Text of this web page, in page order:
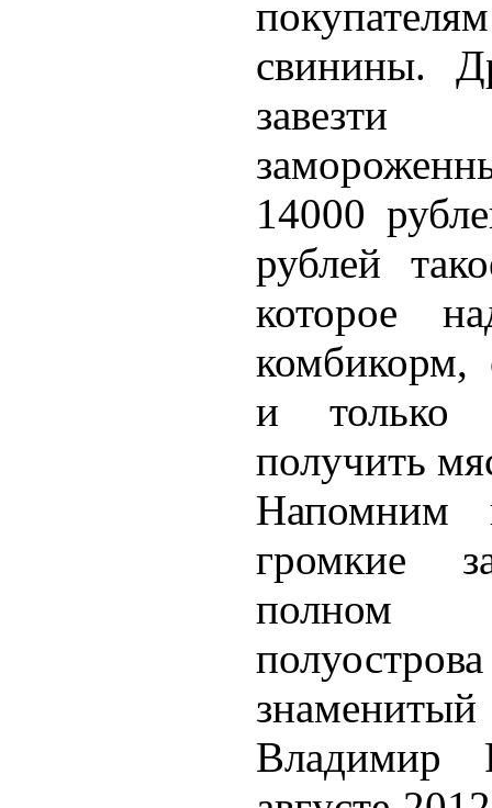
свинины.
14000
рублей
которое
комбикорм,
и только
получить
Напомним
громкие
полном
Владимир